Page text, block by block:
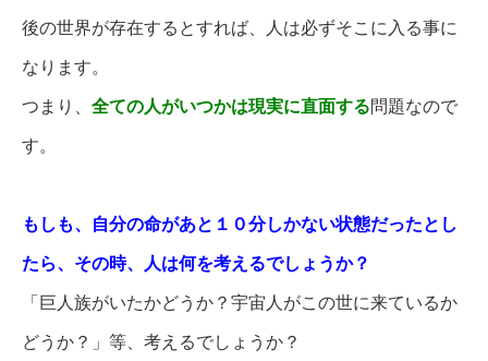
後の世界が存在するとすれば、人は必ずそこに入る事に
なります。
つまり、 全ての人がいつかは現実に直面する問題なので
す。
もしも、自分の命があと１０分しかない状態だったとし
たら、その時、人は何を考えるでしょうか？
「巨人族がいたかどうか？宇宙人がこの世に来ているか
どうか？」等、考えるでしょうか？